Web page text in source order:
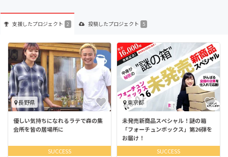
支援したプロジェクト 2 投稿したプロジェクト 5
長野県
優しい気持ちになれるラテで森の集
会所を皆の居場所に
SUCCESS
東京都
未発売新商品スペシャル！謎の箱
「フォーチュンボックス」第26弾を
お届け！
SUCCESS